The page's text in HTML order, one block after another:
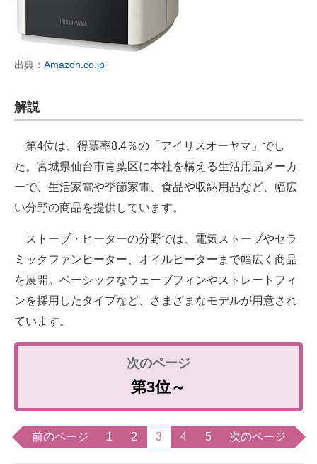
出典： Amazon.co.jp
解説
第4位は、得票率8.4％の「アイリスオーヤマ」でし
た。宮城県仙台市青葉区に本社を構える生活用品メーカ
ーで、生活家電や季節家電、食品や収納用品など、幅広
い分野の商品を提供しています。
ストーブ・ヒーターの分野では、電気ストーブやセラ
ミックファンヒーター、オイルヒーターまで幅広く商品
を展開。ベーシックなウェーブフィンやストレートフィ
ンを採用したタイプなど、さまざまなモデルが用意され
ています。
第3位～
前のページ 1 2 3 4 5 次のページ